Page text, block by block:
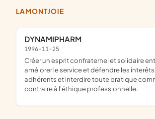
LAMONTJOIE
DYNAMIPHARM
1996-11-25
Créer un esprit confraternel et solidaire entre membres.
améiorer le service et défendre les
adhérents et interdire toute pratique
contraire à l'éthique professionnelle.